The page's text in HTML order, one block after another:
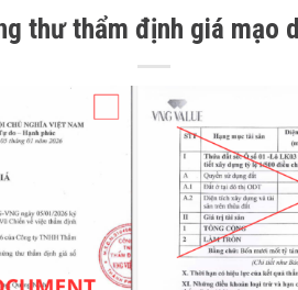
thư thẩm định giá mạo